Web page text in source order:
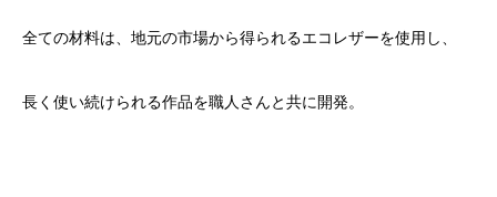
全ての材料は、地元の市場から得られるエコレザーを使用し、
長く使い続けられる作品を職人さんと共に開発。